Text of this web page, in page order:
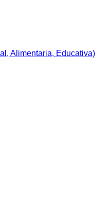
Alimentaria, Educativa)